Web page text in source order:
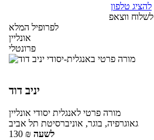
להציג טלפון
לשלוח ווצאפ
לפרופיל המלא
אונליין
פרונטלי
יניב דוד
מורה פרטי לאנגלית יסודי אונליין
גאוגרפיה, בוגר, אוניברסיטת תל אביב
130 ₪ לשעה